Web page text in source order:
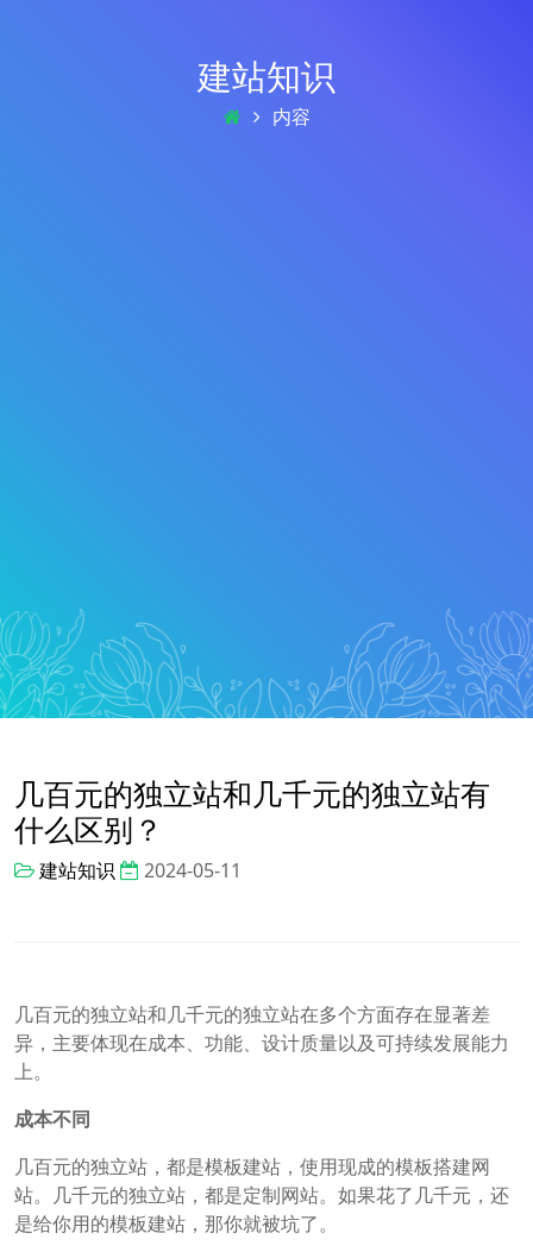
建站知识
内容
几百元的独立站和几千元的独立站有
什么区别？
建站知识 2024-05-11
几百元的独立站和几千元的独立站在多个方面存在显著差
异，主要体现在成本、功能、设计质量以及可持续发展能力
上。
成本不同
几百元的独立站，都是模板建站，使用现成的模板搭建网
站。几千元的独立站，都是定制网站。如果花了几千元，还
是给你用的模板建站，那你就被坑了。